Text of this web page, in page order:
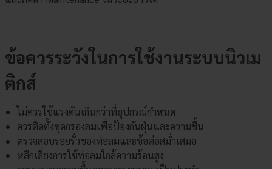
ข้อควรระวังในการใช้งานระบบนิวเม
ติกส์
ไม่ควรใช้แรงดันเกินกว่าที่อุปกรณ์กำหนด
ควรติดตั้งชุดกรองลมเพื่อป้องกันฝุ่นและความชื้น
ตรวจสอบรอยรั่วของท่อลมและข้อต่อสม่ำเสมอ
หลีกเลี่ยงการใช้ท่อลมใกล้ความร้อนสูง